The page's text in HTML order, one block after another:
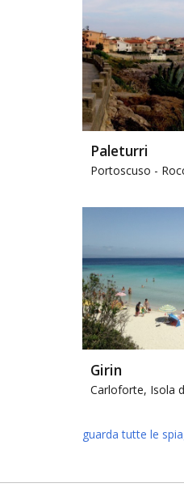
Paleturri
Portoscuso -
Girin
guarda tutte le